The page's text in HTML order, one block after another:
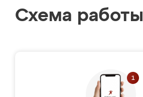
Схема работы